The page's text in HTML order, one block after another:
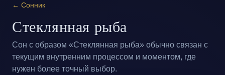
← Сонник
Стеклянная рыба
Сон с образом «Стеклянная рыба» обычно связан с
текущим внутренним процессом и моментом, где
нужен более точный выбор.